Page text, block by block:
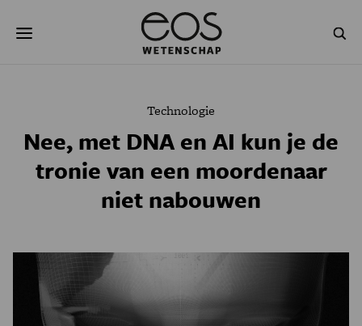
naar
NATUURWETENSCHAPPEN GESCHIEDENIS
PSYCHE & BREIN BLOGS
PODCAST AGENDA
JONGE UITDAGERS
Technologie
Nee, met DNA en AI kun je de
tronie van een moordenaar
niet nabouwen